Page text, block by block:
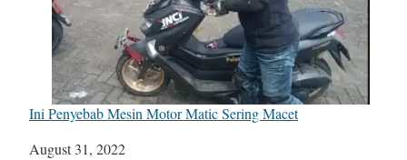
Ini Penyebab Mesin Motor Matic Sering Macet
Date
August 31, 2022